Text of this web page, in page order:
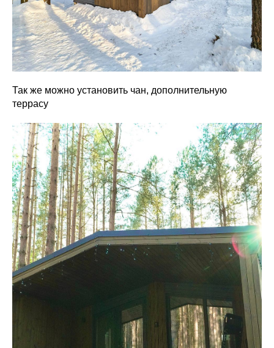
Так же можно установить чан, дополнительную
террасу